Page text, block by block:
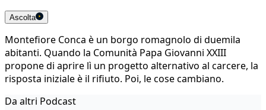
Ascolta
Montefiore Conca è un borgo romagnolo di duemila
abitanti. Quando la Comunità Papa Giovanni XXIII
propone di aprire lì un progetto alternativo al carcere, la
risposta iniziale è il rifiuto. Poi, le cose cambiano.
Da altri Podcast